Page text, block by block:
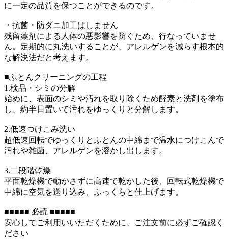
に一定の品質を保つことができるのです。
・抗菌・防ダニ加工はしません
残留薬剤による人体の悪影響を防ぐため、行なっていませ
ん。定期的に丸洗いすることが、アレルゲンを減らす根本的
な解決法だと考えます。
■ふとんクリーニングの工程
1.検品・シミの分解
始めに、表面のシミや汚れを取り除くため酵素と洗剤を塗布
し、約半日置いて汚れをゆっくりと分解します。
2.低速つけこみ洗い
超低速回転でゆっくりとふとんの中綿まで温水につけこんで
汚れや雑菌、アレルゲンを溶かし出します。
3.二段階乾燥
平面乾燥機で動かさずに高速で乾かした後、回転式乾燥機で
中綿に空気を送り込み、ふっくらと仕上げます。
■■■■■ 必読 ■■■■■
安心してご利用いいただくために、ご注文前に必ずご確認く
ださい